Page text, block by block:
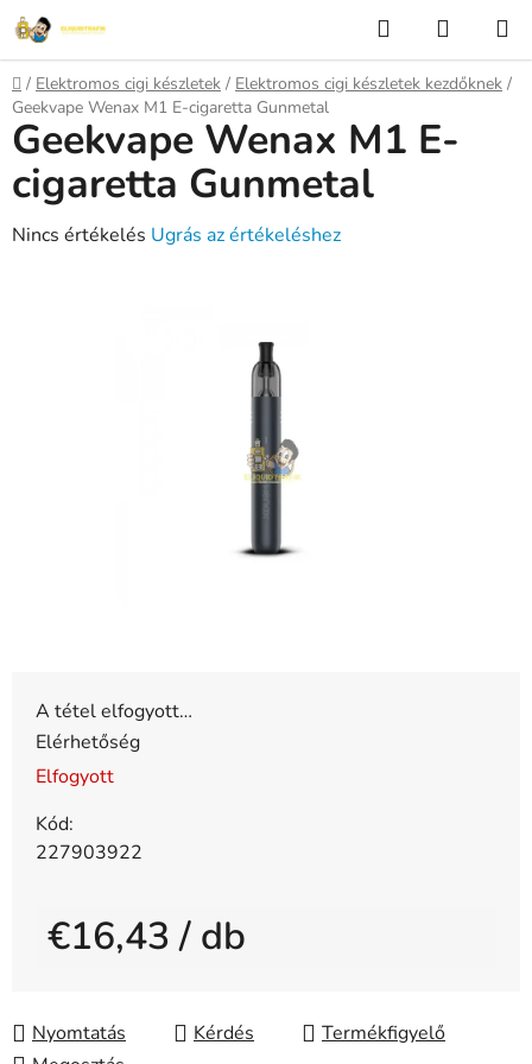
Ugrás
fő
tartalomhoz
KeresésKOSÁR
Kezdőlap
/ Elektromos cigi készletek / Elektromos cigi készletek kezdőknek /
Geekvape Wenax M1 E-cigaretta Gunmetal
A tétel elfogyott…
Elérhetőség
Elfogyott
Kód:
227903922
€16,43/ db
Nyomtatás
Kérdés
Geekvape Wenax M1 E-
cigaretta Gunmetal
A
Nincs értékelés Ugrás az értékeléshez